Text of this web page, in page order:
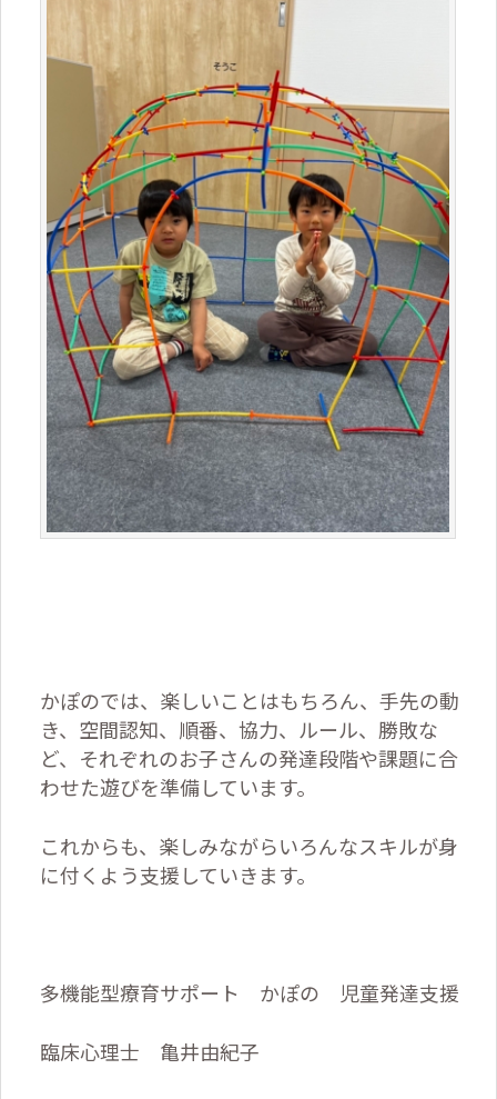
かぽのでは、楽しいことはもちろん、手先の動
き、空間認知、順番、協力、ルール、勝敗な
ど、それぞれのお子さんの発達段階や課題に合
わせた遊びを準備しています。
これからも、楽しみながらいろんなスキルが身
に付くよう支援していきます。
多機能型療育サポート かぽの 児童発達支援
臨床心理士 亀井由紀子